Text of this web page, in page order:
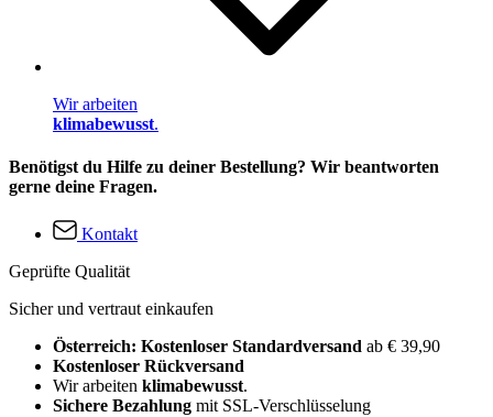
Wir arbeiten
klimabewusst.
Benötigst du Hilfe zu deiner Bestellung? Wir beantworten
gerne deine Fragen.
Kontakt
Geprüfte Qualität
Sicher und vertraut einkaufen
Österreich: Kostenloser Standardversand ab € 39,90
Kostenloser Rückversand
Wir arbeiten klimabewusst.
Sichere Bezahlung mit SSL-Verschlüsselung